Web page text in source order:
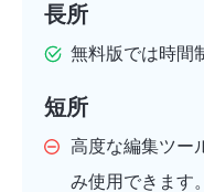
長所
無料版では時間
短所
高度な編集ツー
み使用できます。